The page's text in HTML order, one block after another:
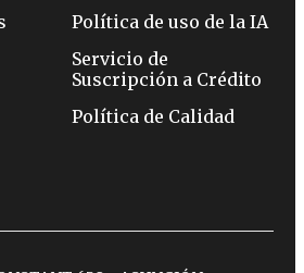
Política de uso de la IA
Servicio de
Suscripción a Crédito
Política de Calidad